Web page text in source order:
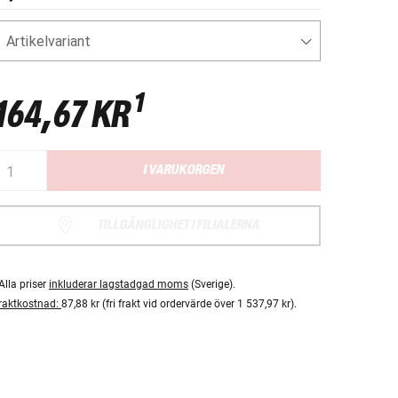
Artikelvariant
KR1
I VARUKORGEN
priser inkluderar lagstadgad moms (Sverige).
87,88 kr (fri frakt vid ordervärde över 1 537,97 kr).